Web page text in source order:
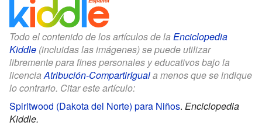
Todo el contenido de los artículos de la Enciclopedia
Kiddle (incluidas las imágenes) se puede utilizar
libremente para fines personales y educativos bajo la
licenciaAtribución-CompartirIguala menos que se indique
lo contrario. Citar este artículo:
Spiritwood (Dakota del Norte) para Niños. Enciclopedia
Kiddle.